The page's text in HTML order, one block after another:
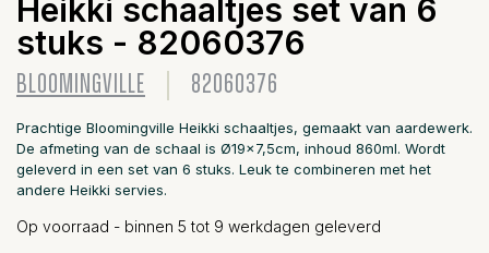
Heikki schaaltjes set van 6
stuks - 82060376
BLOOMINGVILLE 82060376
Prachtige Bloomingville Heikki schaaltjes, gemaakt van aardewerk.
De afmeting van de schaal is Ø19x7,5cm, inhoud 860ml. Wordt
geleverd in een set van 6 stuks. Leuk te combineren met het
andere Heikki servies.
Op voorraad - binnen 5 tot 9 werkdagen geleverd